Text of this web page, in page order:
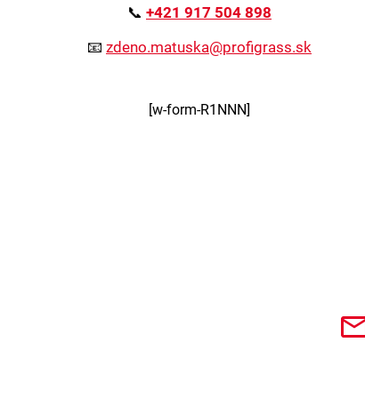
📞 +421 917 504 898
📧 zdeno.matuska@profigrass.sk
[w-form-R1NNN]